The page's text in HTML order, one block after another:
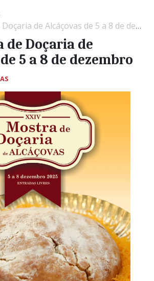
de Alcáçovas de 5 a 8 de dezembro
de Doçaria de
5 a 8 de dezembro